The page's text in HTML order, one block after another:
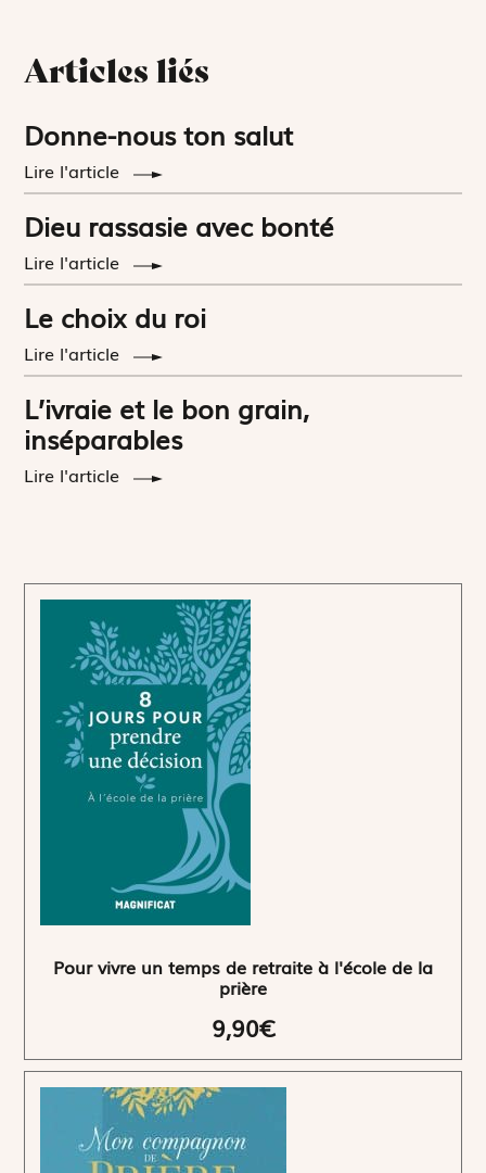
Articles liés
Donne-nous ton salut
Lire l'article
Dieu rassasie avec bonté
Lire l'article
Le choix du roi
Lire l'article
L’ivraie et le bon grain,
inséparables
Lire l'article
Pour vivre un temps de retraite à l'école de la
prière
9,90€